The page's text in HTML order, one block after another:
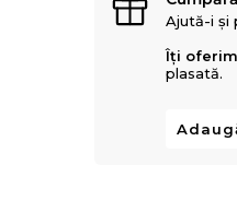
Ajută-i și
Îți
plasată.